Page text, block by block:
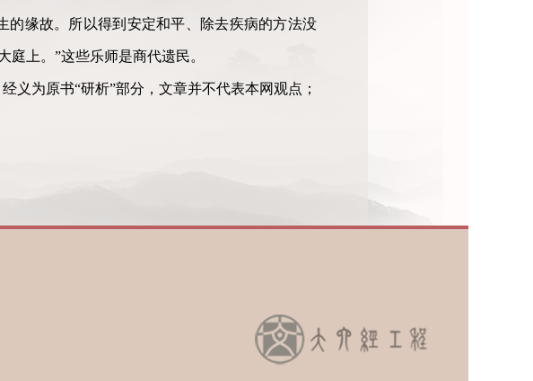
的缘故。所以得到安定和平、除去疾病的方法没
上。”这些乐师是商代遗民。
义为原书“研析”部分，文章并不代表本网观点；